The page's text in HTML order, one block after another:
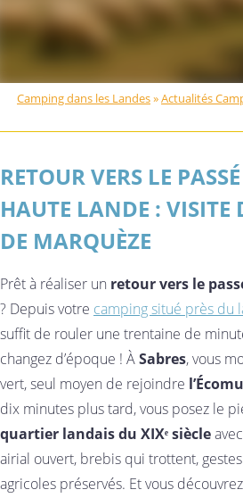
Camping dans les Landes»Actualités
RETOUR VERS LE
HAUTE LANDE : VISITE
DE MARQUÈZE
Prêt à réaliser un retour vers le
? Depuis votre camping situé près du
suffit de rouler une trentaine de
changez d’époque ! ÀSabres, vous
vert, seul moyen de rejoindre
dix minutes plus tard, vous posez le
quartier landais du XIXᵉ siècle
airial ouvert, brebis qui trottent, gestes
agricoles préservés. Et vous